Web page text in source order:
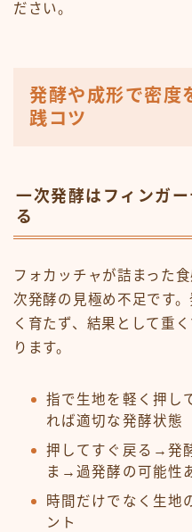
ださい。
発酵や成形で密度
践コツ
一次発酵はフィンガ
る
フォカッチャが詰まった
次発酵の見極め不足です
く育たず、結果として重
ります。
指で生地を軽く押し
れば適切な発酵状態
押してすぐ戻る→発
ま→過発酵の可能性
時間だけでなく生地
ント